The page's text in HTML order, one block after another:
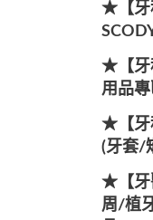
★【牙
★【牙
用品
★【牙
(牙套/
★【牙
周/植